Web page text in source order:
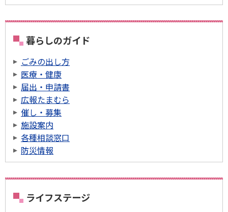
暮らしのガイド
ごみの出し方
医療・健康
届出・申請書
広報たまむら
催し・募集
施設案内
各種相談窓口
防災情報
ライフステージ